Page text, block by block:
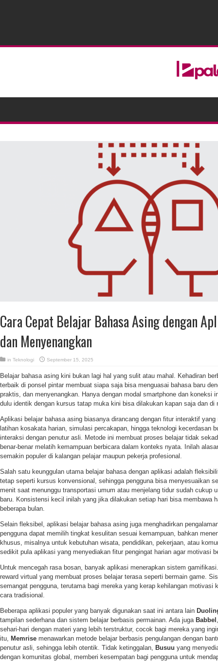
Cara Cepat Belajar Bahasa Asing dengan
dan Menyenangkan
in Teknologi September 15, 2025
Belajar bahasa asing kini bukan lagi hal yang sulit atau mahal. Kehadiran
terbaik di ponsel pintar membuat siapa saja bisa menguasai bahasa baru
praktis, dan menyenangkan. Hanya dengan modal smartphone dan koneksi
dulu identik dengan kursus tatap muka kini bisa dilakukan kapan saja dan di
Aplikasi belajar bahasa asing biasanya dirancang dengan fitur interaktif yang
latihan kosakata harian, simulasi percakapan, hingga teknologi kecerdasan
interaksi dengan penutur asli. Metode ini membuat proses belajar tidak
benar-benar melatih kemampuan berbicara dalam konteks nyata. Inilah
semakin populer di kalangan pelajar maupun pekerja profesional.
Salah satu keunggulan utama belajar bahasa dengan aplikasi adalah
tetap seperti kursus konvensional, sehingga pengguna bisa menyesuaikan
menit saat menunggu transportasi umum atau menjelang tidur sudah cukup
baru. Konsistensi kecil inilah yang jika dilakukan setiap hari bisa membawa
beberapa bulan.
Selain fleksibel, aplikasi belajar bahasa asing juga menghadirkan
pengguna dapat memilih tingkat kesulitan sesuai kemampuan, bahkan
khusus, misalnya untuk kebutuhan wisata, pendidikan, pekerjaan, atau
sedikit pula aplikasi yang menyediakan fitur pengingat harian agar motivasi
Untuk mencegah rasa bosan, banyak aplikasi menerapkan sistem
reward virtual yang membuat proses belajar terasa seperti bermain game.
semangat pengguna, terutama bagi mereka yang kerap kehilangan motivasi
cara tradisional.
Beberapa aplikasi populer yang banyak digunakan saat ini antara lain
tampilan sederhana dan sistem belajar berbasis permainan. Ada juga Babbel
sehari-hari dengan materi yang lebih terstruktur, cocok bagi mereka yang
itu, Memrise menawarkan metode belajar berbasis pengulangan dengan
penutur asli, sehingga lebih otentik. Tidak ketinggalan, Busuu yang
dengan komunitas global, memberi kesempatan bagi pengguna untuk